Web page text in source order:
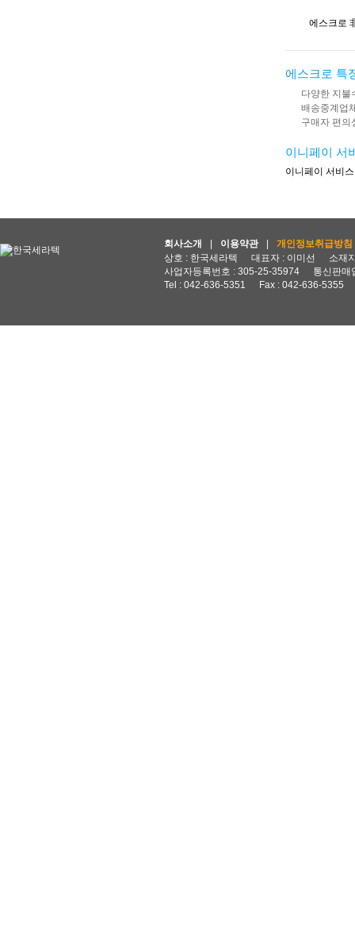
에스크로
에스크로 특
다양한 지불
배송중계업
구매자 편의
이니페이 서
이니페이 서비
회사소개 이용약관
개인정보취급방침
상호 : 한국세라텍
대표자 : 이미선
소재
사업자등록번호 : 305-25-35974
통신판매
Tel : 042-636-5351
Fax : 042-636-5355